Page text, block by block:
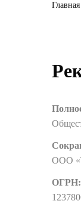
Главная
ООО
ОГРН: